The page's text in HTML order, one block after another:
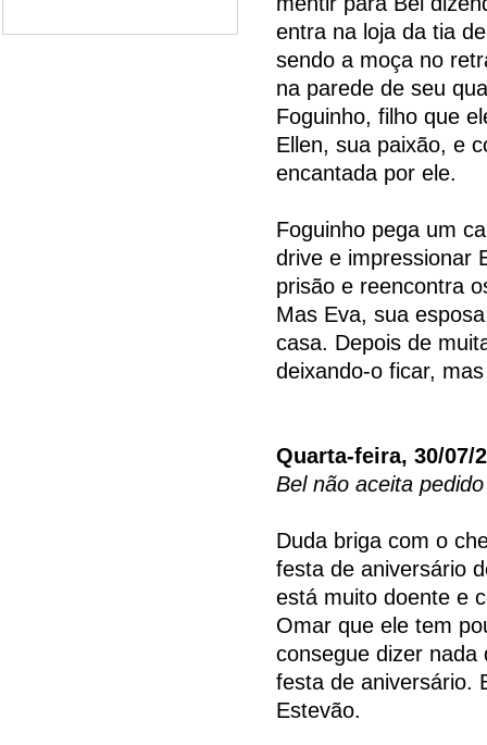
entra na loja da tia
sendo a moça no
na parede de seu
Foguinho, filho que
Ellen, sua paixão, e
encantada por ele.
Foguinho pega um
drive e impressionar
prisão e reencontra
Mas Eva, sua
casa. Depois de
deixando-o ficar,
Quarta-feira, 30/07/
Bel não aceita
Duda briga com o
festa de aniversário
está muito doente e
Omar que ele tem
consegue dizer
festa de aniversário.
Estevão.